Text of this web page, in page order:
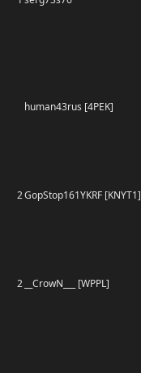
human43rus [4PEK]
2GopStop161YKRF [KNYT1]
2 __CrowN___ [WPPL]